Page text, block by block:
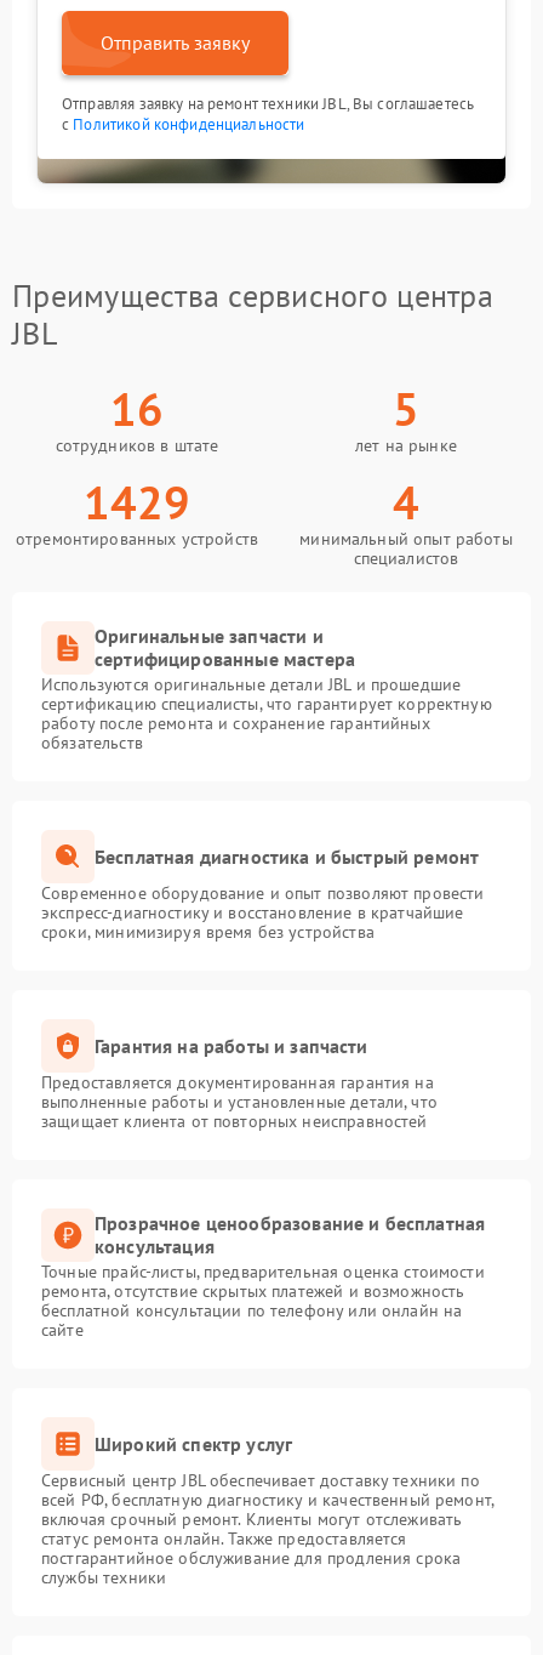
Отправить заявку
Отправляя заявку на ремонт техники JBL, Вы соглашаетесь
с Политикой конфиденциальности
Преимущества сервисного центра
JBL
16
сотрудников в штате
5
лет на рынке
1429
отремонтированных устройств
4
минимальный опыт работы
специалистов
Оригинальные запчасти и
сертифицированные мастера
Используются оригинальные детали JBL и прошедшие
сертификацию специалисты, что гарантирует корректную
работу после ремонта и сохранение гарантийных
обязательств
Бесплатная диагностика и быстрый ремонт
Современное оборудование и опыт позволяют провести
экспресс-диагностику и восстановление в кратчайшие
сроки, минимизируя время без устройства
Гарантия на работы и запчасти
Предоставляется документированная гарантия на
выполненные работы и установленные детали, что
защищает клиента от повторных неисправностей
Прозрачное ценообразование и бесплатная
консультация
Точные прайс-листы, предварительная оценка стоимости
ремонта, отсутствие скрытых платежей и возможность
бесплатной консультации по телефону или онлайн на
сайте
Широкий спектр услуг
Сервисный центр JBL обеспечивает доставку техники по
всей РФ, бесплатную диагностику и качественный ремонт,
включая срочный ремонт. Клиенты могут отслеживать
статус ремонта онлайн. Также предоставляется
постгарантийное обслуживание для продления срока
службы техники